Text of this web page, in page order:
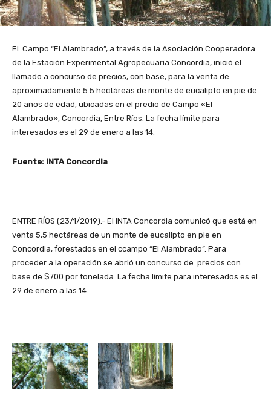
El Campo “El Alambrado”, a través de la Asociación Cooperadora
de la Estación Experimental Agropecuaria Concordia, inició el
llamado a concurso de precios, con base, para la venta de
aproximadamente 5.5 hectáreas de monte de eucalipto en pie de
20 años de edad, ubicadas en el predio de Campo «El
Alambrado», Concordia, Entre Ríos. La fecha límite para
interesados es el 29 de enero a las 14.
Fuente: INTA Concordia
ENTRE RÍOS (23/1/2019).- El INTA Concordia comunicó que está en
venta 5,5 hectáreas de un monte de eucalipto en pie en
Concordia, forestados en el ccampo “El Alambrado”. Para
proceder a la operación se abrió un concurso de precios con
base de $700 por tonelada. La fecha límite para interesados es el
29 de enero a las 14.